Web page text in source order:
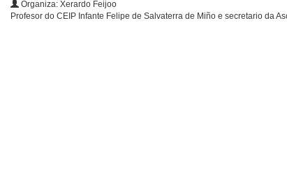
Organiza: Xerardo Feijoo
Profesor do CEIP Infante Felipe de Salvaterra de Miño e secretario da